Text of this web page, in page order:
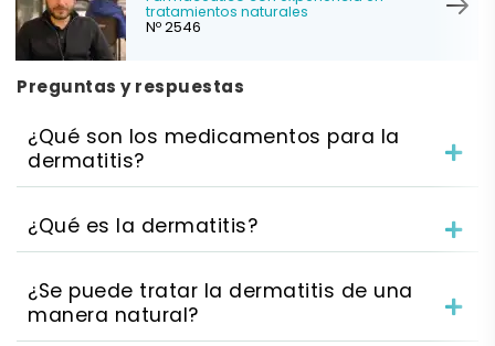
tratamientos naturales
Nº 2546
Preguntas y respuestas
¿Qué son los medicamentos para la
dermatitis?
¿Qué es la dermatitis?
¿Se puede tratar la dermatitis de una
manera natural?